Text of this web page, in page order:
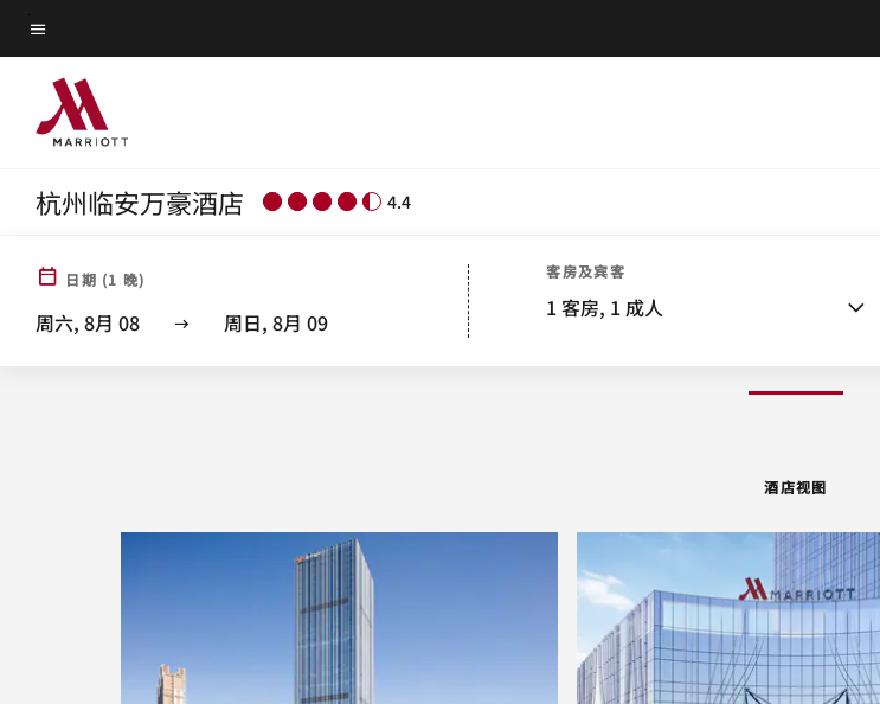
Skip
to
main
content
菜单文本
杭州临安万豪酒店 4.4
日期 (1 晚)
周六, 8月 08 周日, 8月 09
客房及宾客
1 客房, 1 成人
酒店视图客房
酒店视图